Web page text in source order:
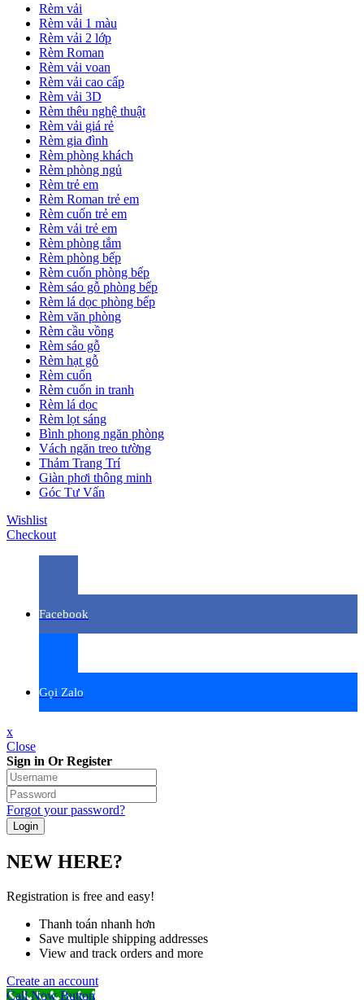
Rèm vải
Rèm vải 1 màu
Rèm vải 2 lớp
Rèm Roman
Rèm vải voan
Rèm vải cao cấp
Rèm vải 3D
Rèm thêu nghệ thuật
Rèm vải giá rẻ
Rèm gia đình
Rèm phòng khách
Rèm phòng ngủ
Rèm trẻ em
Rèm Roman trẻ em
Rèm cuốn trẻ em
Rèm vải trẻ em
Rèm phòng tắm
Rèm phòng bếp
Rèm cuốn phòng bếp
Rèm sáo gỗ phòng bếp
Rèm lá dọc phòng bếp
Rèm văn phòng
Rèm cầu vồng
Rèm sáo gỗ
Rèm hạt gỗ
Rèm cuốn
Rèm cuốn in tranh
Rèm lá dọc
Rèm lọt sáng
Bình phong ngăn phòng
Vách ngăn treo tường
Thảm Trang Trí
Giàn phơi thông minh
Góc Tư Vấn
Wishlist
Checkout
Facebook
Gọi Zalo
x
Close
Sign in Or Register
Forgot your password?
NEW HERE?
Registration is free and easy!
Thanh toán nhanh hơn
Save multiple shipping addresses
View and track orders and more
Create an account
Call Now Button